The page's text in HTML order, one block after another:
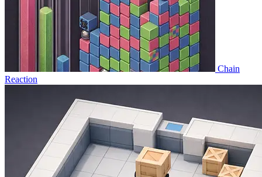
Chain
Reaction